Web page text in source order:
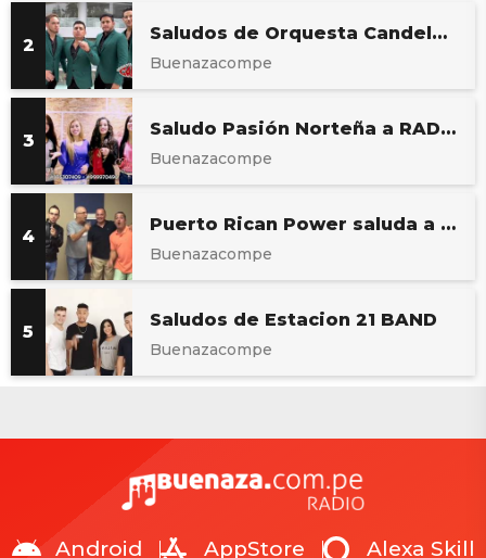
Saludos de Orquesta Candela | BUENAZA.COM.PE
Buenazacompe
Saludo Pasión Norteña a RADIO BUENAZA
Buenazacompe
Puerto Rican Power saluda a RADIO BUENAZA | buenaza com pe
Buenazacompe
Saludos de Estacion 21 BAND
Buenazacompe
Android AppStore Alexa Skill